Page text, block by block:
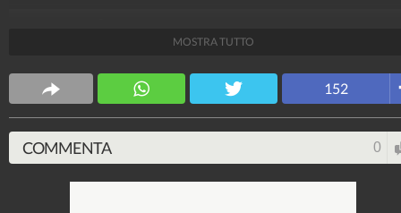
9.453 video-76.076 foto
MOSTRA TUTTO
152
COMMENTA 0